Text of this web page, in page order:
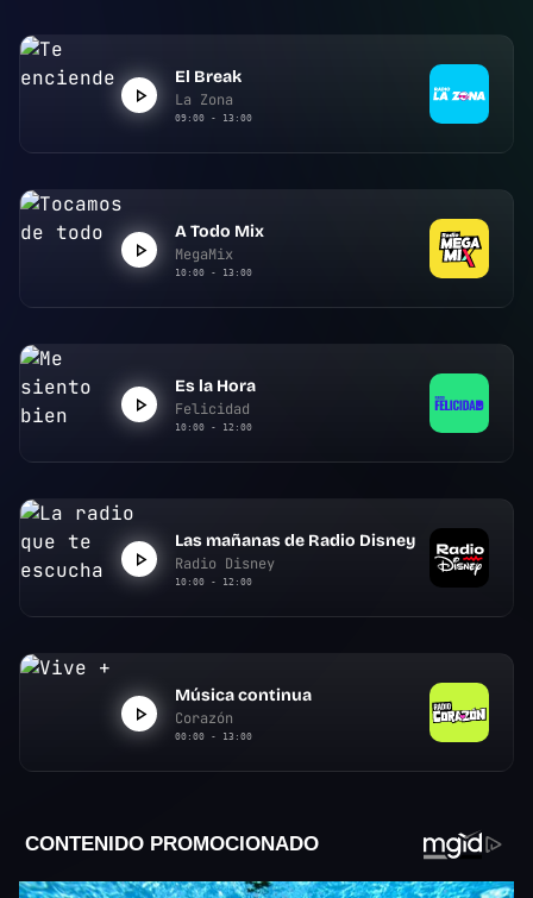
El Break
La Zona
09:00 - 13:00
A Todo Mix
MegaMix
10:00 - 13:00
Es la Hora
Felicidad
10:00 - 12:00
Las mañanas de Radio Disney
Radio Disney
10:00 - 12:00
Música continua
Corazón
00:00 - 13:00